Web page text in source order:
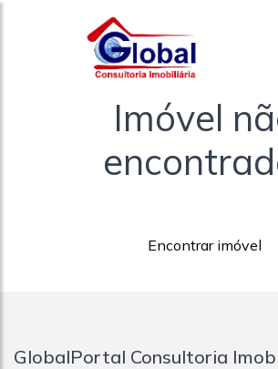
Imóvel
Encontrar imóvel
GlobalPortal Consultoria